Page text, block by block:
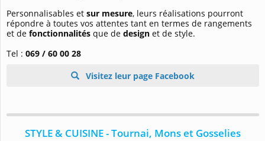
Personnalisables et sur mesure, leurs réalisations pourront
répondre à toutes vos attentes tant en termes de rangements
et de fonctionnalités que de design et de style.
Tel : 069 / 60 00 28
Visitez leur page Facebook
STYLE & CUISINE - Tournai, Mons et Gosselies